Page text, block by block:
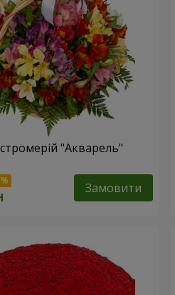
"Акварель"
Замовити